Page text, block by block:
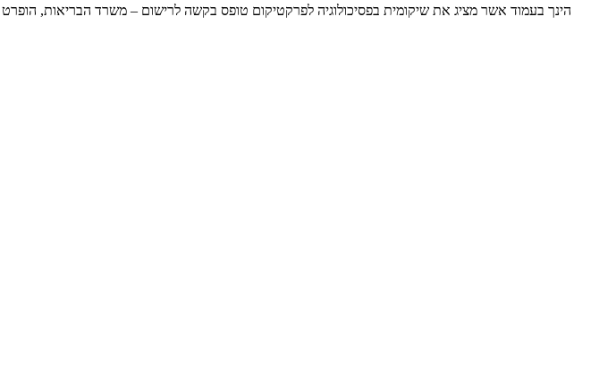
הינך בעמוד אשר מציג את שיקומית בפסיכולוגיה לפרקטיקום טופס בקשה לרישום – משרד הבריאות,